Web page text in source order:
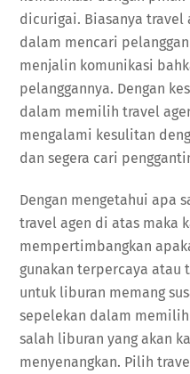
dicurigai. Biasanya travel
dalam mencari
menjalin komunikasi
pelanggannya. Dengan
dalam memilih travel
mengalami kesulitan
dan segera cari
Dengan mengetahui apa
travel agen di atas maka
mempertimbangkan
gunakan terpercaya atau
untuk liburan memang
sepelekan dalam
salah liburan yang akan
menyenangkan. Pilih